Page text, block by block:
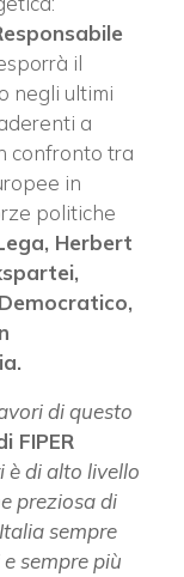
il
negli ultimi
a
confronto tra
in
politiche
Herbert
di questo
FIPER
è di alto livello
preziosa di
sempre
sempre più
con
e